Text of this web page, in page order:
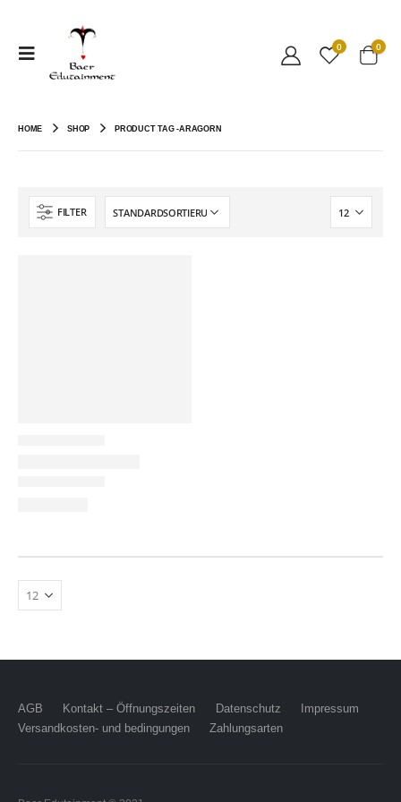
0 0
HOME SHOP PRODUCT TAG -ARAGORN
FILTER
AGB Kontakt – Öffnungszeiten Datenschutz
Impressum
Versandkosten- und bedingungen
Zahlungsarten